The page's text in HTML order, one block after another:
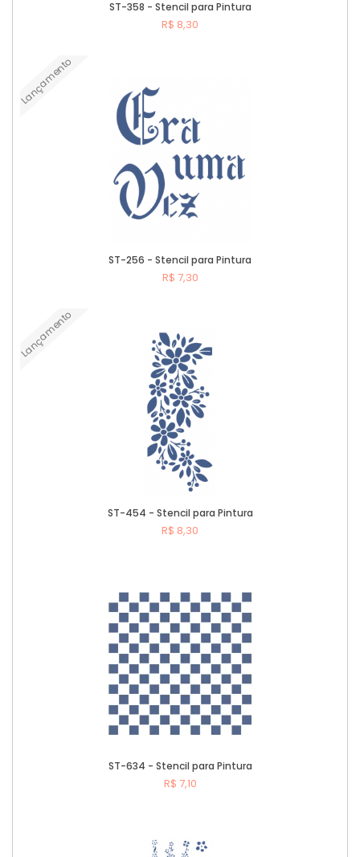
ST-358 - Stencil para Pintura
R$ 8,30
Lançamento
ST-256 - Stencil para Pintura
R$ 7,30
Lançamento
ST-454 - Stencil para Pintura
R$ 8,30
ST-634 - Stencil para Pintura
R$ 7,10